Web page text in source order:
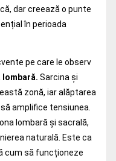
dar creează o punte
în perioada
pe care le observ
lombară. Sarcina și
zonă, iar alăptarea
amplifice tensiunea.
lombară și sacrală,
naturală. Este ca
cum să funcționeze